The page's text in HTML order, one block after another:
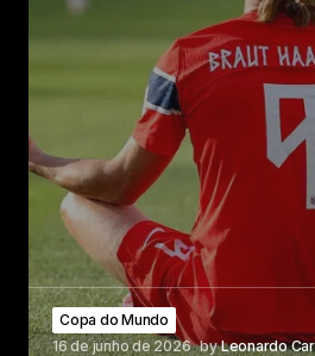
Copa do Mundo
16 de junho de 2026 byLeonardo